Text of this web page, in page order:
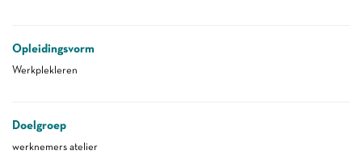
Opleidingsvorm
Werkplekleren
Doelgroep
werknemers atelier